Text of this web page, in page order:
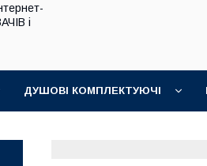
і
ДУШОВІ КОМПЛЕКТУЮЧІ